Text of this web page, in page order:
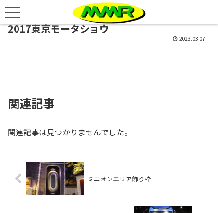
2017東京モータショウ
2023.03.07
関連記事
関連記事は見つかりませんでした。
ミニオンエリア飾り枠